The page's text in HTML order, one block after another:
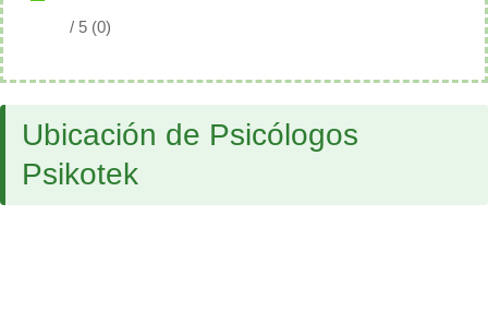
/ 5 (0)
Ubicación de Psicólogos
Psikotek